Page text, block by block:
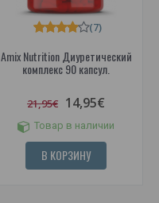
Amix Nutrition Диуретический
комплекс 90 капсул.
(7)
21,95€ 14,95€
Товар в наличии
В КОРЗИНУ